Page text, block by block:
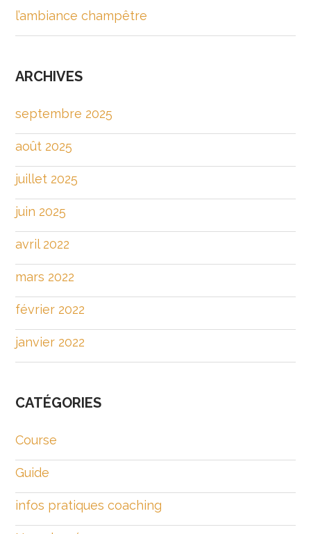
l’ambiance champêtre
ARCHIVES
septembre 2025
août 2025
juillet 2025
juin 2025
avril 2022
mars 2022
février 2022
janvier 2022
CATÉGORIES
Course
Guide
infos pratiques coaching